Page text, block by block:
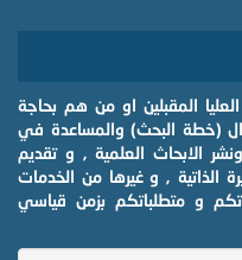
المقبلين او من هم بحاجة
(خطة البحث) والمساعدة في
الابحاث العلمية , و تقديم
الذاتية , و غيرها من الخدمات
و متطلباتكم بزمن قياسي